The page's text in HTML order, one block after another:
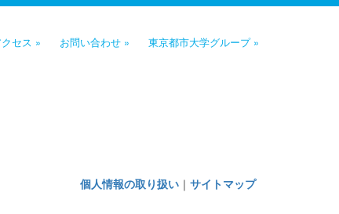
セス » お問い合わせ » 東京都市大学グループ »
個人情報の取り扱い ｜ サイトマップ